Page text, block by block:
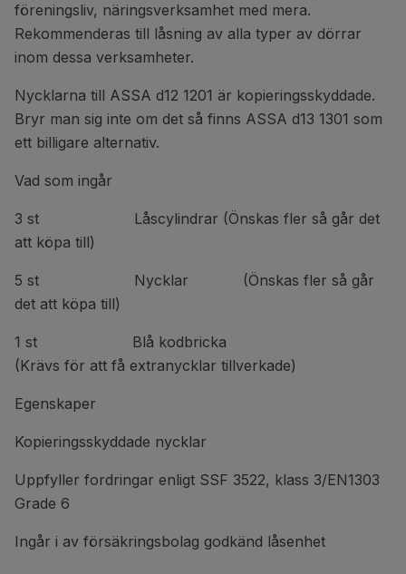
föreningsliv, näringsverksamhet med mera.
Rekommenderas till låsning av alla typer av dörrar
inom dessa verksamheter.
Nycklarna till ASSA d12 1201 är kopieringsskyddade.
Bryr man sig inte om det så finns ASSA d13 1301 som
ett billigare alternativ.
Vad som ingår
3 st Låscylindrar (Önskas fler så går det
att köpa till)
5 st Nycklar (Önskas fler så går
det att köpa till)
1 st Blå kodbricka
(Krävs för att få extranycklar tillverkade)
Egenskaper
Kopieringsskyddade nycklar
Uppfyller fordringar enligt SSF 3522, klass 3/EN1303
Grade 6
Ingår i av försäkringsbolag godkänd låsenhet